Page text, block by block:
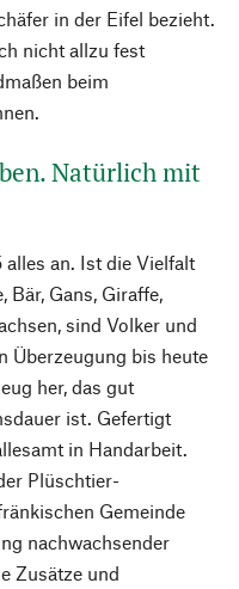
in der Eifel bezieht.
nicht allzu fest
beim
Natürlich mit
an. Ist die Vielfalt
Bär, Gans, Giraffe,
sind Volker und
Überzeugung bis heute
her, das gut
ist. Gefertigt
in Handarbeit.
Plüschtier-
Gemeinde
nachwachsender
Zusätze und